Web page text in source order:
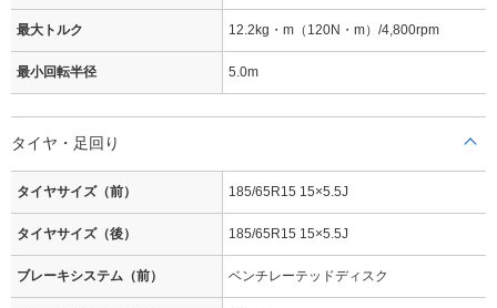
最大トルク 12.2kg・m（120N・m）/4,800rpm
最小回転半径 5.0m
タイヤ・足回り
タイヤサイズ（前） 185/65R15 15×5.5J
タイヤサイズ（後） 185/65R15 15×5.5J
ブレーキシステム（前） ベンチレーテッドディスク